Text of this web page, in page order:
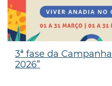
3ª fase da
2026”